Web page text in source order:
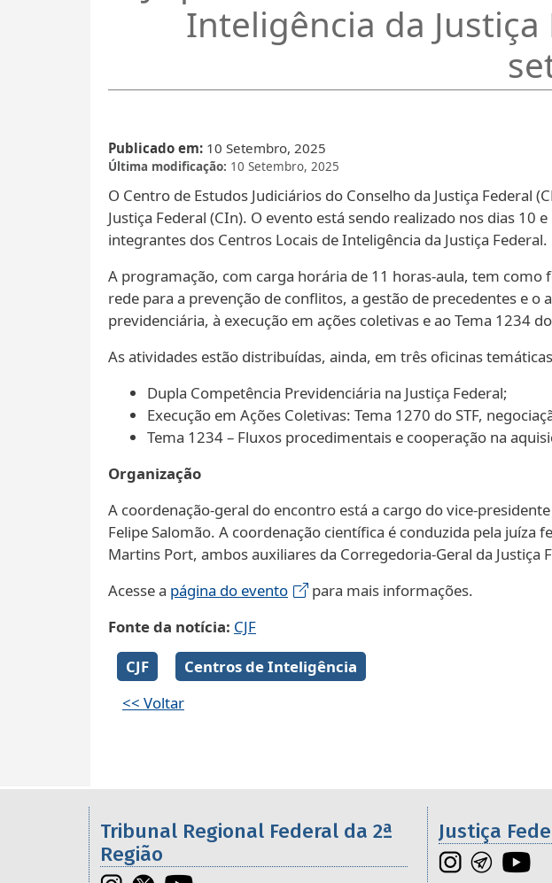
Inteligência da Justiça
Publicado em 10 Setembro, 2025
Última modificação 10 Setembro, 2025
O Centro de Estudos Judiciários do Conselho da Justiça Federal
Justiça Federal (CIn). O evento está sendo realizado nos dias 10
integrantes dos Centros Locais de Inteligência da Justiça Federal.
A programação, com carga horária de 11 horas-aula, tem
rede para a prevenção de conflitos, a gestão de precedentes e
previdenciária, à execução em ações coletivas e ao Tema 1234
As atividades estão distribuídas, ainda, em três oficinas
Dupla Competência Previdenciária na Justiça Federal;
Execução em Ações Coletivas: Tema 1270 do STF,
Tema 1234 – Fluxos procedimentais e cooperação na
Organização
A coordenação-geral do encontro está a cargo do vice-
Felipe Salomão. A coordenação científica é conduzida pela
Martins Port, ambos auxiliares da Corregedoria-Geral da Justiça
Acesse a página do evento
para mais informações.
Fonte da notícia CJF
CJF
Centros de Inteligência
<< Voltar
Informações úteis sobre os órgãos da 2ª Região
Tribunal Regional Federal da 2ª
Região
Justiça